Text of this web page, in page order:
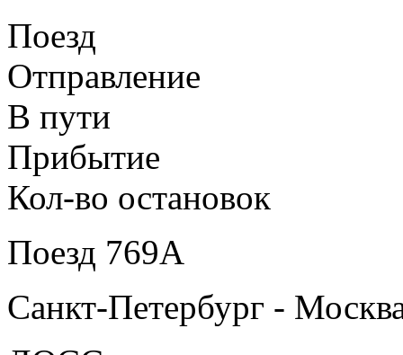
Поезд
Отправление
В пути
Прибытие
Кол-во остановок
Поезд 769А
Санкт-Петербург -